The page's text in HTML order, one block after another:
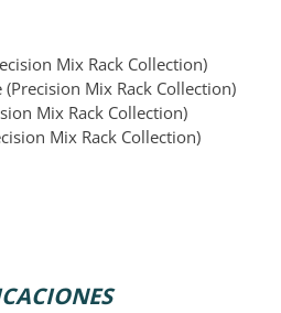
Mix Rack Collection)
Mix Rack Collection)
Mix Rack Collection)
Mix Rack Collection)